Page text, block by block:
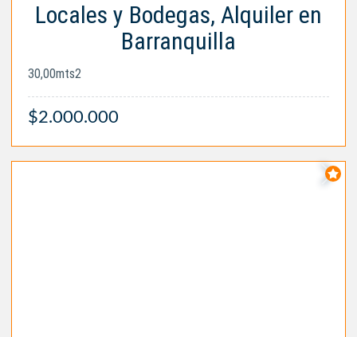
Locales y Bodegas, Alquiler en
Barranquilla
30,00mts2
$2.000.000